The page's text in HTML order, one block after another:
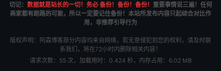
切记： 数据就是站长的一切！务必 备份！备份！备份！ 重要事情说三遍！任何
商家都有跑路的可能，所以一定要记住备份！本站所发布内容只起综合对比作
用，非推荐引导行为
版权声明：阿森博客部分内容均来自网络，若无意侵犯到您的权利，请及时联
系我们，将在72小时内删除相关内容！
请求次数：55 次，加载用时：0.424 秒，内存占用：6.02 MB